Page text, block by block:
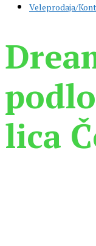
Veleprodaja/
lica